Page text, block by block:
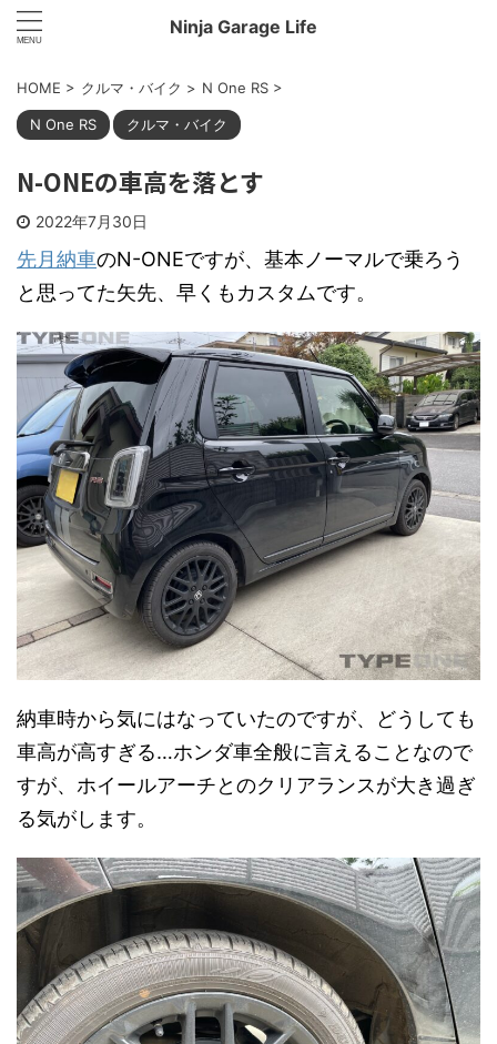
Ninja Garage Life
HOME > クルマ・バイク > N One RS >
N One RS クルマ・バイク
N-ONEの車高を落とす
2022年7月30日
先月納車のN-ONEですが、基本ノーマルで乗ろう
と思ってた矢先、早くもカスタムです。
納車時から気にはなっていたのですが、どうしても
車高が高すぎる…ホンダ車全般に言えることなので
すが、ホイールアーチとのクリアランスが大き過ぎ
る気がします。